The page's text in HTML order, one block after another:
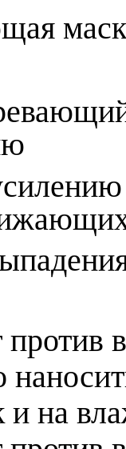
и на